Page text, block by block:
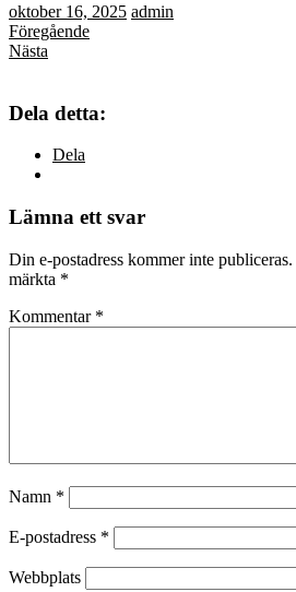
oktober 16, 2025 admin
Föregående
Nästa
Dela detta:
Dela
Lämna ett svar
Din e-postadress kommer inte publiceras.
märkta *
Kommentar *
Namn *
E-postadress *
Webbplats